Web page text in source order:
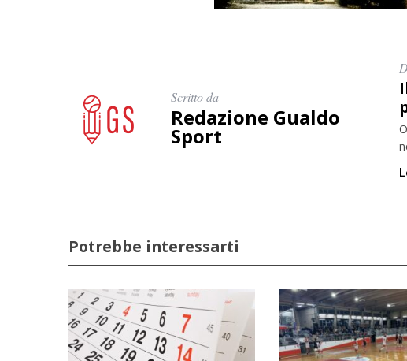
Scritto da
Redazione Gualdo
Sport
Potrebbe interessarti